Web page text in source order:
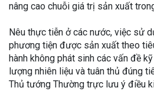
nâng cao chuỗi giá trị sản xuất
Nêu thực tiễn ở các nước, việc sử
phương tiện được sản xuất theo
hành không phát sinh các vấn đề
lượng nhiên liệu và tuân thủ đúng
Thủ tướng Thường trực lưu ý điều